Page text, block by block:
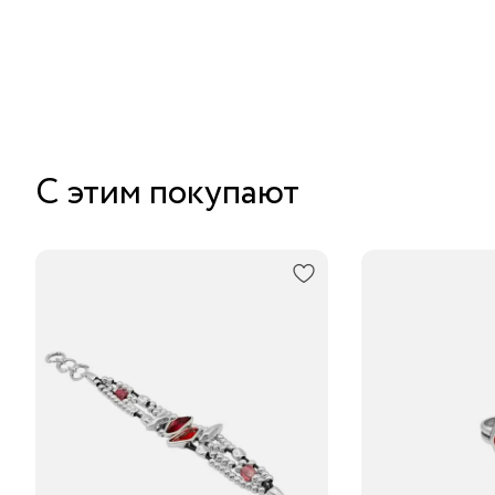
С этим покупают